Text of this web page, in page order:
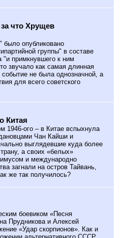
что Хрущев
было опубликовано
группы" в составе
"и примкнувшего к ним
звучало как самая длинная
не была однозначной, а
для всего советского
Китая
1946-ого – в Китае вспыхнула
Чан Кайши и
выглядевшие куда более
а своих «белых»
и международно
загнали на остров Тайвань,
же так получилось?
боевиком «Песня
Прудникова и Алексей
«Удар скорпионов». Как и